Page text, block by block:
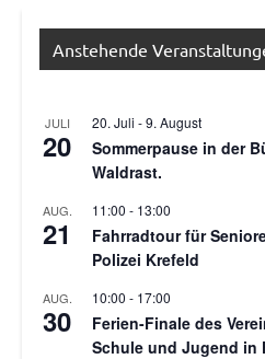
Anstehende
JULI
20
20. Juli -9. August
Sommerpause in der
Waldrast.
AUG.
21
11:00 - 13:00
Fahrradtour für
Polizei Krefeld
AUG.
30
10:00 - 17:00
Ferien-Finale des
Schule und Jugend in